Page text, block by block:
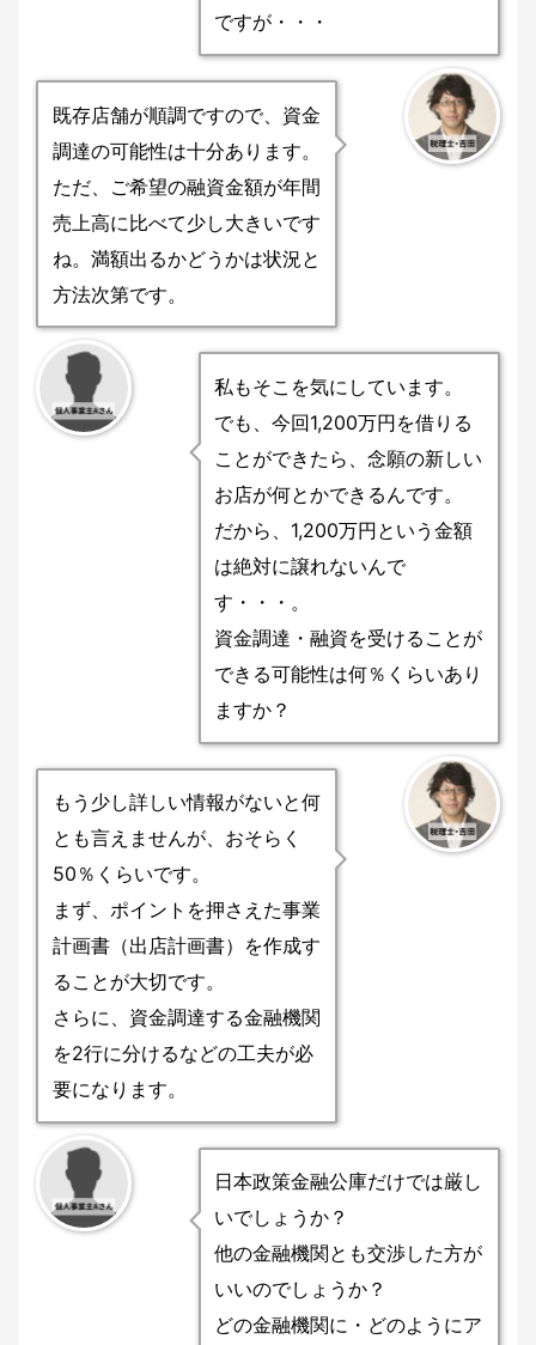
ですが・・・
既存店舗が順調ですので、資金
調達の可能性は十分あります。
ただ、ご希望の融資金額が年間
売上高に比べて少し大きいです
ね。満額出るかどうかは状況と
方法次第です。
私もそこを気にしています。
でも、今回1,200万円を借りる
ことができたら、念願の新しい
お店が何とかできるんです。
だから、1,200万円という金額
は絶対に譲れないんで
す・・・。
資金調達・融資を受けることが
できる可能性は何％くらいあり
ますか？
もう少し詳しい情報がないと何
とも言えませんが、おそらく
50％くらいです。
まず、ポイントを押さえた事業
計画書（出店計画書）を作成す
ることが大切です。
さらに、資金調達する金融機関
を2行に分けるなどの工夫が必
要になります。
日本政策金融公庫だけでは厳し
いでしょうか？
他の金融機関とも交渉した方が
いいのでしょうか？
どの金融機関に・どのようにア